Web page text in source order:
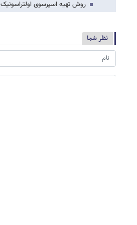
روش تهیه اسپرسوی اولتراسونیک
نظر شما